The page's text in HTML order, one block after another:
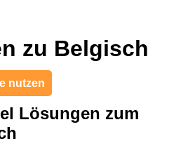
zu Belgisch
nutzen
Lösungen zum